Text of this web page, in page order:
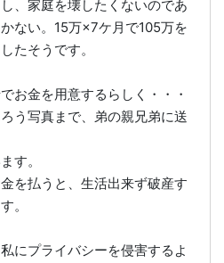
、家庭を壊したくないのであ
ない。15万×7ケ月で105万を
たそうです。
お金を用意するらしく・・・
う写真まで、弟の親兄弟に送
す。
を払うと、生活出来ず破産す
。
にプライバシーを侵害するよ